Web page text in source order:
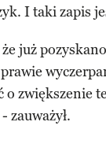
I taki zapis
już
o zwiększenie
zauważył.